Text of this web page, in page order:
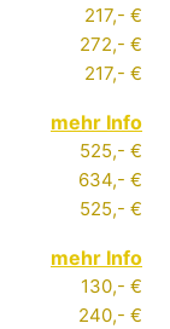
217,- €
272,- €
217,- €
mehr Info
525,- €
634,- €
525,- €
mehr Info
130,- €
240,- €